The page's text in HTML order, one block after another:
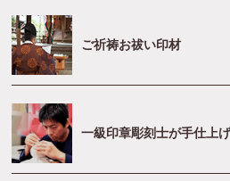
ご祈祷お祓い印材
一級印章彫刻士が手仕上げ